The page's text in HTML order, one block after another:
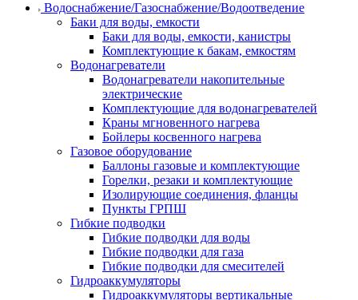
Водоснабжение/Газоснабжение/Водоотведение
Баки для воды, емкости
Баки для воды, емкости, канистры
Комплектующие к бакам, емкостям
Водонагреватели
Водонагреватели накопительные
электрические
Комплектующие для водонагревателей
Краны мгновенного нагрева
Бойлеры косвенного нагрева
Газовое оборудование
Баллоны газовые и комплектующие
Горелки, резаки и комплектующие
Изолирующие соединения, фланцы
Пункты ГРПШ
Гибкие подводки
Гибкие подводки для воды
Гибкие подводки для газа
Гибкие подводки для смесителей
Гидроаккумуляторы
Гидроаккумуляторы вертикальные